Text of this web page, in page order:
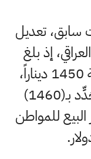
سابق، تعديل
إذ بلغ
سعر شراء الدولار من وزارة الماليَّة 1450 ديناراً،
أما سعر بيعه للمصارف فقد حُدِّد بـ(1460)
للمواطن